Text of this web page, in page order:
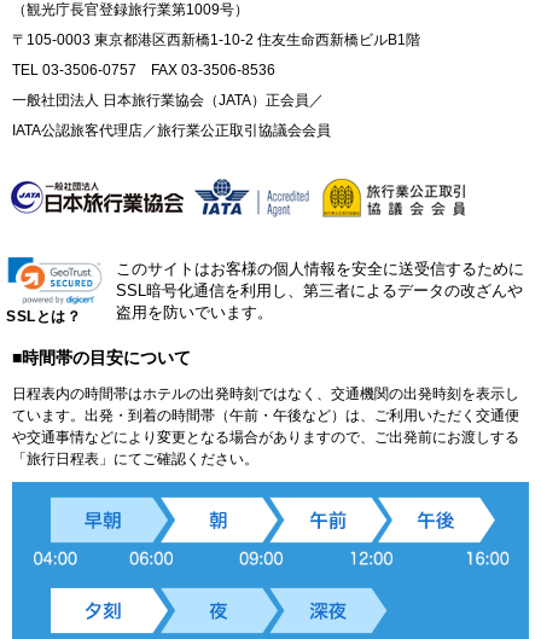
（観光庁長官登録旅行業第1009号）
〒105-0003 東京都港区西新橋1-10-2 住友生命西新橋ビルB1階
TEL 03-3506-0757 FAX 03-3506-8536
一般社団法人 日本旅行業協会（JATA）正会員／
IATA公認旅客代理店／旅行業公正取引協議会会員
SSLとは？
このサイトはお客様の個人情報を安全に送受信するために
SSL暗号化通信を利用し、第三者によるデータの改ざんや
盗用を防いでいます。
■時間帯の目安について
日程表内の時間帯はホテルの出発時刻ではなく、交通機関の出発時刻を表示し
ています。出発・到着の時間帯（午前・午後など）は、ご利用いただく交通便
や交通事情などにより変更となる場合がありますので、ご出発前にお渡しする
「旅行日程表」にてご確認ください。